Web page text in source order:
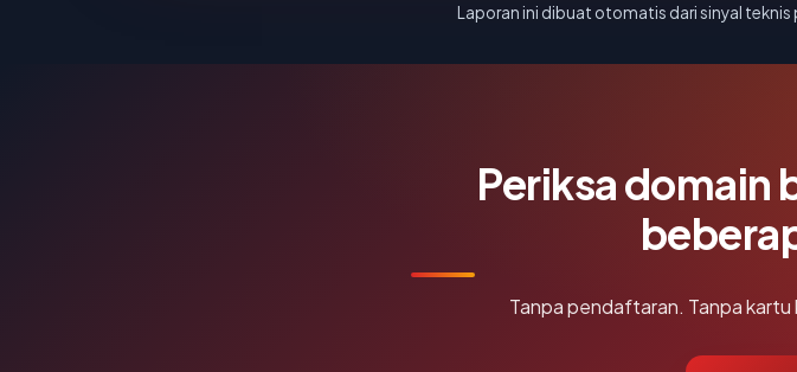
Laporan ini dibuat otomatis dari sinyal teknis
Periksa domain
Tanpa pendaftaran. Tanpa